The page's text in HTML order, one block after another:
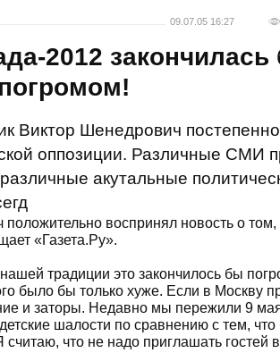
09.07.05 16:27
2012 закончилась
Виктор Шенедрович
оппозиции. Различные СМИ
акутальные
воспринял новость о
«Газета.Ру».
нашей традиции это закончилось бы
было бы только хуже. Если в Москву
и заторы. Недавно мы пережили 9
шалости по сравнению с тем,
что не надо приглашать гостей